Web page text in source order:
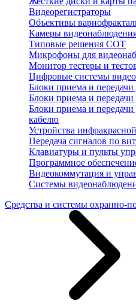
Видеорегистраторы
Объективы
Камеры
Типовые решения СОТ
Микрофоны для
Монитор тестеры и
Цифровые системы
Блоки приема и
Блоки приема и
Блоки приема и
кабелю
Устройства
Передача сигналов по
Клавиатуры и пульты
Программное
Видеокоммутация и
Системы
Средства и системы охранно-